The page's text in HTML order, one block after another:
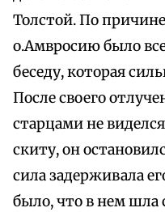
Толстой. По
о.Амвросию было
беседу, которая
После своего
старцами не
скиту, он
сила задерживала
было, что в нем шла